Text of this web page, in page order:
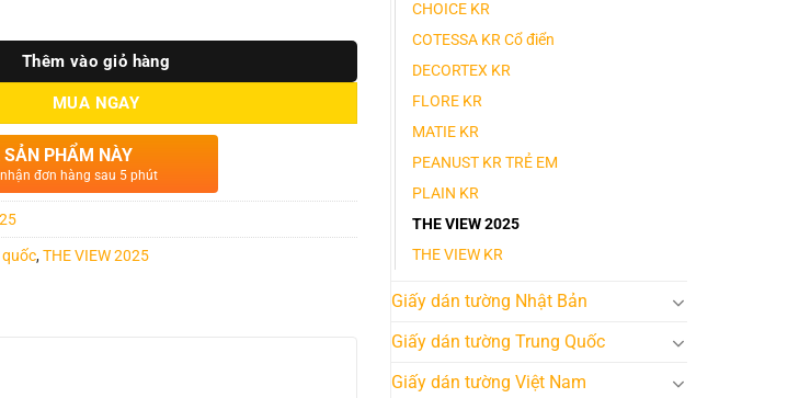
CHOICE KR
COTESSA KR Cổ điển
DECORTEX KR
FLORE KR
MATIE KR
PEANUST KR TRẺ EM
PLAIN KR
THE VIEW 2025
THE VIEW KR
Giấy dán tường Nhật Bản
Giấy dán tường Trung Quốc
Giấy dán tường Việt Nam
Thêm vào giỏ hàng
MUA NGAY
PHẨM NÀY
đơn hàng sau 5 phút
,THE VIEW 2025